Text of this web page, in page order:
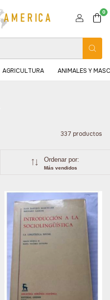
0
AGRICULTURA ANIMALES Y
337 productos
Ordenar por:
Más vendidos